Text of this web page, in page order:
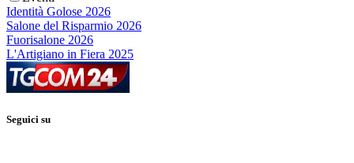
Identità Golose 2026
Salone del Risparmio 2026
Fuorisalone 2026
L'Artigiano in Fiera 2025
Seguici su